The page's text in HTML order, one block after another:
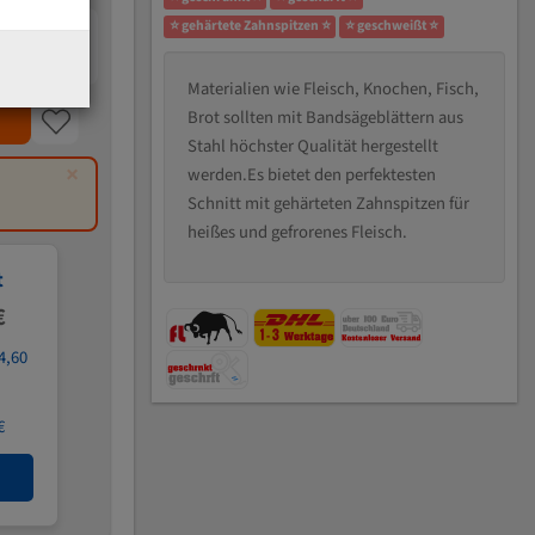
×
⭐ gehärtete Zahnspitzen ⭐
⭐ geschweißt ⭐
Materialien wie Fleisch, Knochen, Fisch,
Brot sollten mit Bandsägeblättern aus
Stahl höchster Qualität hergestellt
werden.Es bietet den perfektesten
Schnitt mit gehärteten Zahnspitzen für
heißes und gefrorenes Fleisch.